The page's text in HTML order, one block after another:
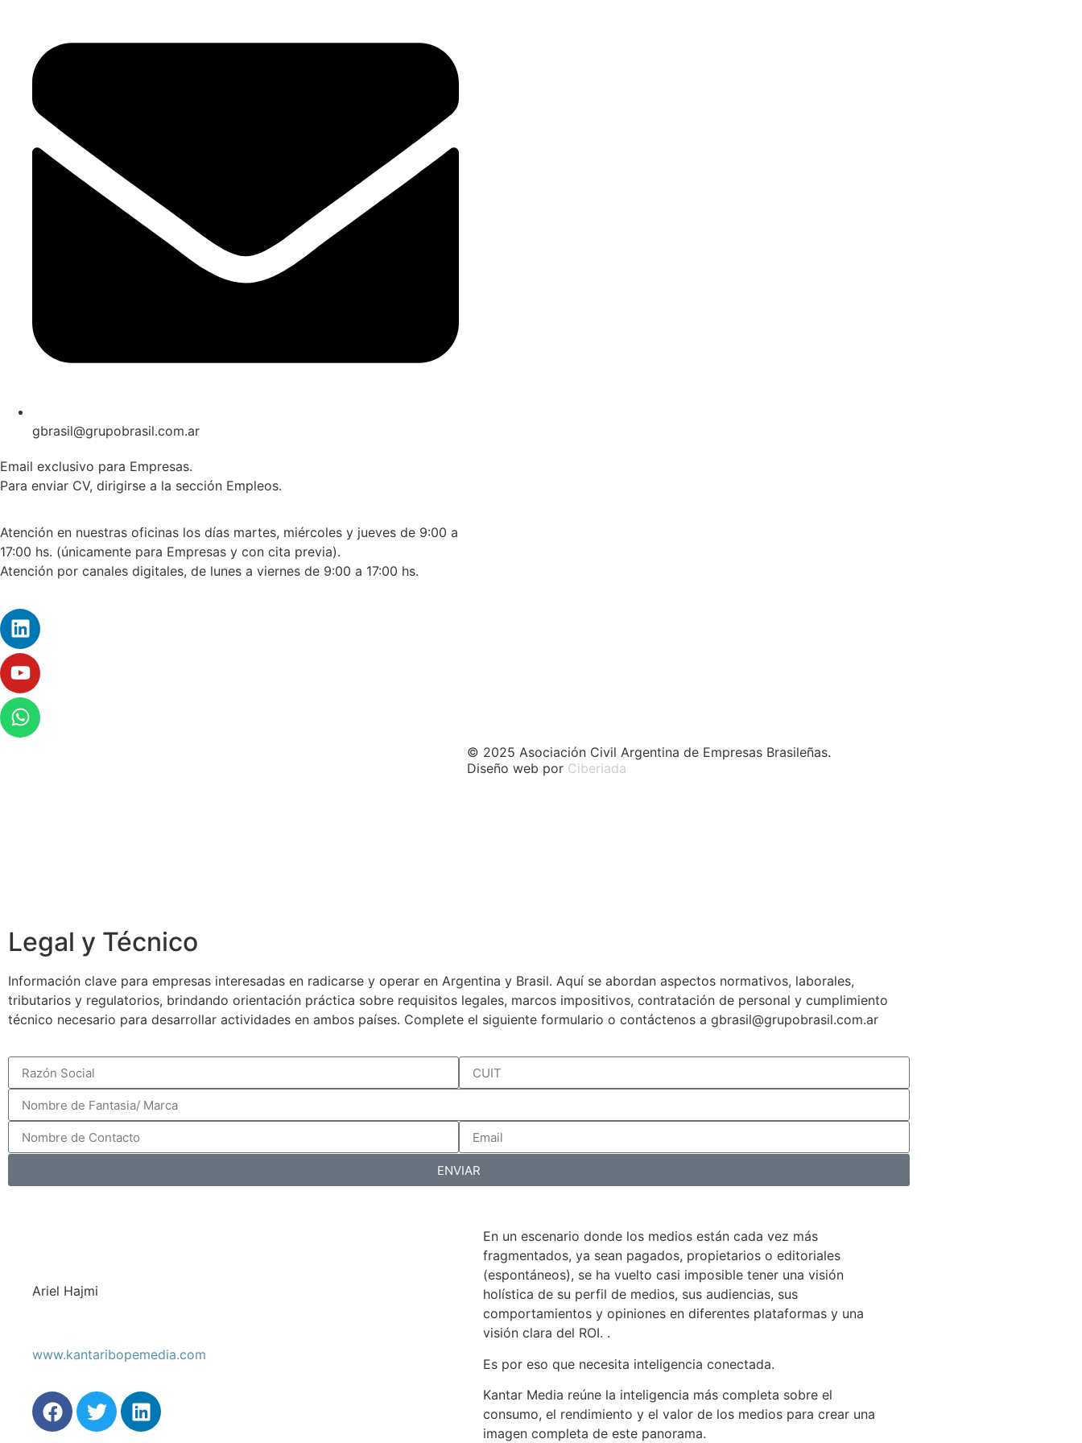
gbrasil@grupobrasil.com.ar
Email exclusivo para Empresas.
Para enviar CV, dirigirse a la sección Empleos.
Atención en nuestras oficinas los días martes, miércoles y jueves de 9:00 a
17:00 hs. (únicamente para Empresas y con cita previa).
Atención por canales digitales, de lunes a viernes de 9:00 a 17:00 hs.
© 2025 Asociación Civil Argentina de Empresas Brasileñas.
Diseño web por Ciberiada
Legal y Técnico
Información clave para empresas interesadas en radicarse y operar en Argentina y Brasil. Aquí se abordan aspectos normativos, laborales,
tributarios y regulatorios, brindando orientación práctica sobre requisitos legales, marcos impositivos, contratación de personal y cumplimiento
técnico necesario para desarrollar actividades en ambos países. Complete el siguiente formulario o contáctenos a gbrasil@grupobrasil.com.ar
ENVIAR
Ariel Hajmi
www.kantaribopemedia.com
En un escenario donde los medios están cada vez más
fragmentados, ya sean pagados, propietarios o editoriales
(espontáneos), se ha vuelto casi imposible tener una visión
holística de su perfil de medios, sus audiencias, sus
comportamientos y opiniones en diferentes plataformas y una
visión clara del ROI. .
Es por eso que necesita inteligencia conectada.
Kantar Media reúne la inteligencia más completa sobre el
consumo, el rendimiento y el valor de los medios para crear una
imagen completa de este panorama.